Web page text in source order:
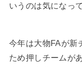
いうのは気になっ
今年は大物FAが新
ため押しチームが